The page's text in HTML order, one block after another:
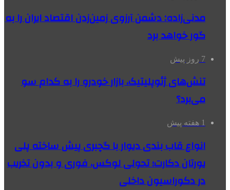
مدنی‌زاده: دشمن آرزوی زمین‌زدن اقتصاد ایران را به
گور خواهد برد
7 روز پیش
تنش‌های ژئوپلیتیک، بازار خودرو را به کدام سو
می‌برد؟
1 هفته پیش
انواع قاب بندی دیوار با گچبری پیش ساخته پلی
یورتان دکارت؛ تحولی لوکس، فوری و بدون تخریب
در دکوراسیون داخلی